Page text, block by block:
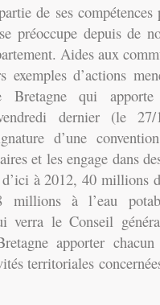
de ses
préoccupe depuis de
Aides aux
exemples d’actions
Bretagne qui
dernier (le 27/
d’une
et les engage dans
à 2012, 40 millions
millions à l’eau
verra le Conseil
apporter
territoriales